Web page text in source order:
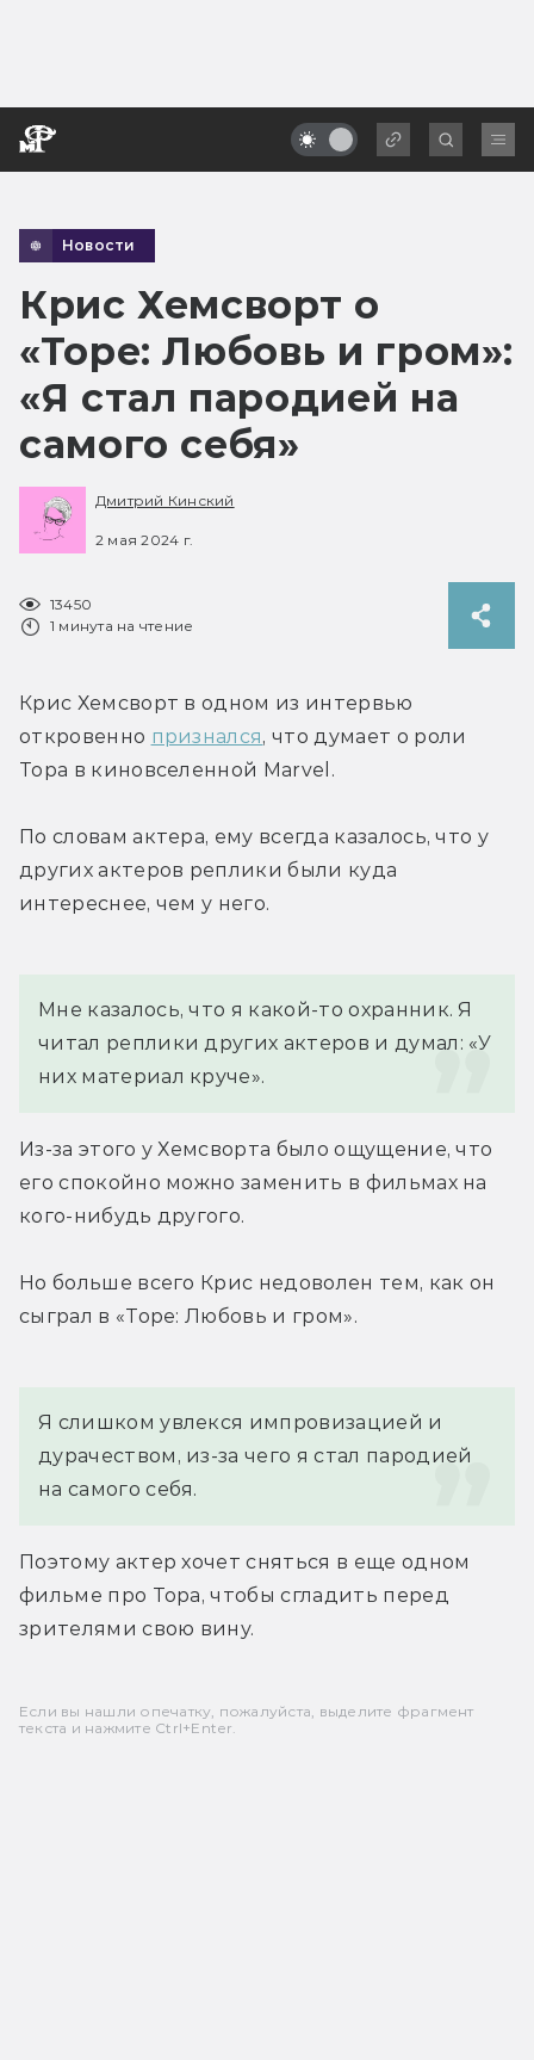
Новости
Крис Хемсворт о
«Торе: Любовь и гром»:
«Я стал пародией на
самого себя»
Дмитрий Кинский
2 мая 2024 г.
13450
1 минута на чтение
Крис Хемсворт в одном из интервью
откровенно признался, что думает о роли
Тора в киновселенной Marvel.
По словам актера, ему всегда казалось, что у
других актеров реплики были куда
интереснее, чем у него.
Мне казалось, что я какой-то охранник. Я
читал реплики других актеров и думал: «У
них материал круче».
Из-за этого у Хемсворта было ощущение, что
его спокойно можно заменить в фильмах на
кого-нибудь другого.
Но больше всего Крис недоволен тем, как он
сыграл в «Торе: Любовь и гром».
Я слишком увлекся импровизацией и
дурачеством, из-за чего я стал пародией
на самого себя.
Поэтому актер хочет сняться в еще одном
фильме про Тора, чтобы сгладить перед
зрителями свою вину.
Если вы нашли опечатку, пожалуйста, выделите фрагмент
текста и нажмите Ctrl+Enter.